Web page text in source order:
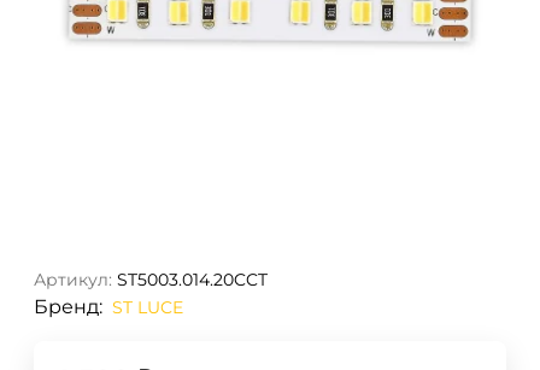
Артикул: ST5003.014.20CCT
Бренд: ST LUCE